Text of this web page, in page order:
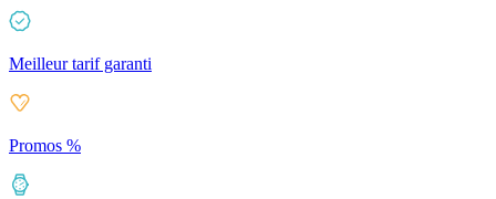
Meilleur tarif garanti
Promos %